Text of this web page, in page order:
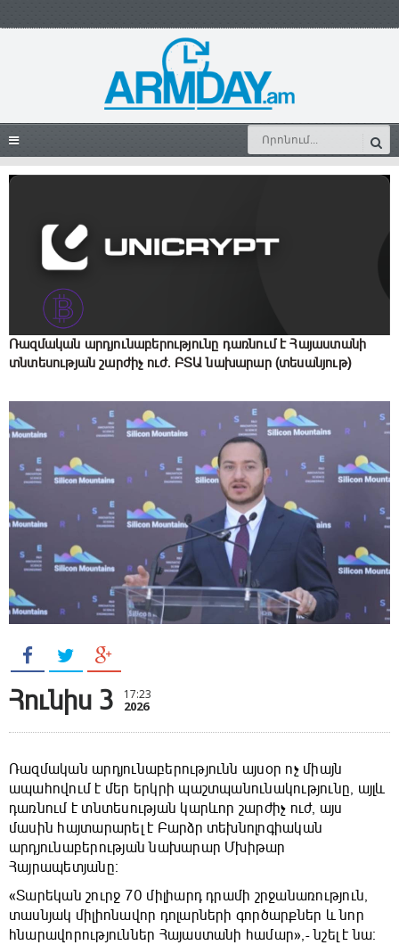
Ռազմական արդյունաբերությունը դառնում է Հայաստանի
տնտեսության շարժիչ ուժ. ԲՏԱ նախարար (տեսանյութ)
Հունիս 3 17:23
2026
Ռազմական արդյունաբերությունն այսօր ոչ միայն
ապահովում է մեր երկրի պաշտպանունակությունը, այլև
դառնում է տնտեսության կարևոր շարժիչ ուժ, այս
մասին հայտարարել է Բարձր տեխնոլոգիական
արդյունաբերության նախարար Մխիթար
Հայրապետյանը։
«Տարեկան շուրջ 70 միլիարդ դրամի շրջանառություն,
տասնյակ միլիոնավոր դոլարների գործարքներ և նոր
հնարավորություններ Հայաստանի համար»,- նշել է նա։